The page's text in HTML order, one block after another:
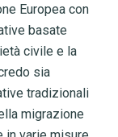
Europea con
basate
civile e la
sia
tradizionali
migrazione